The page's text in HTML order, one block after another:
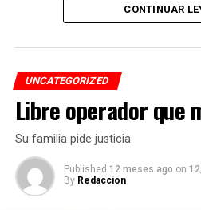
El desempeño mostrado por
calificar a la siguiente fase de la
tendrá lugar los días 5 y 6 de
Quintana Roo.
De obtener resultados
tendría la posibilidad de
internacional de la WRO, que se
CONTINUAR
UNCATEGORIZED
Libre operador que
Su familia pide justicia
Published 12 meses ago on
By Redaccion